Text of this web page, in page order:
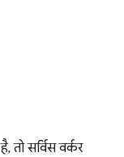
तो सर्विस वर्कर